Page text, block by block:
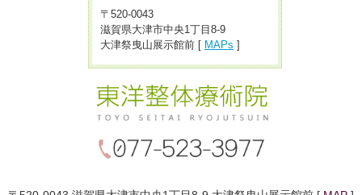
〒520-0043
滋賀県大津市中央1丁目8-9
大津祭曳山展示館前 [ MAPs ]